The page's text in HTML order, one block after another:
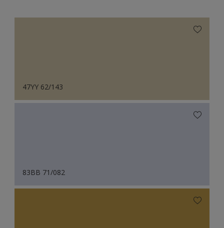
47YY 62/143
83BB 71/082